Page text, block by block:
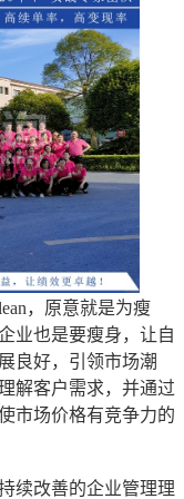
，原意就是为瘦
业也是要瘦身，让自
良好，引领市场潮
解客户需求，并通过
市场价格有竞争力的
续改善的企业管理理